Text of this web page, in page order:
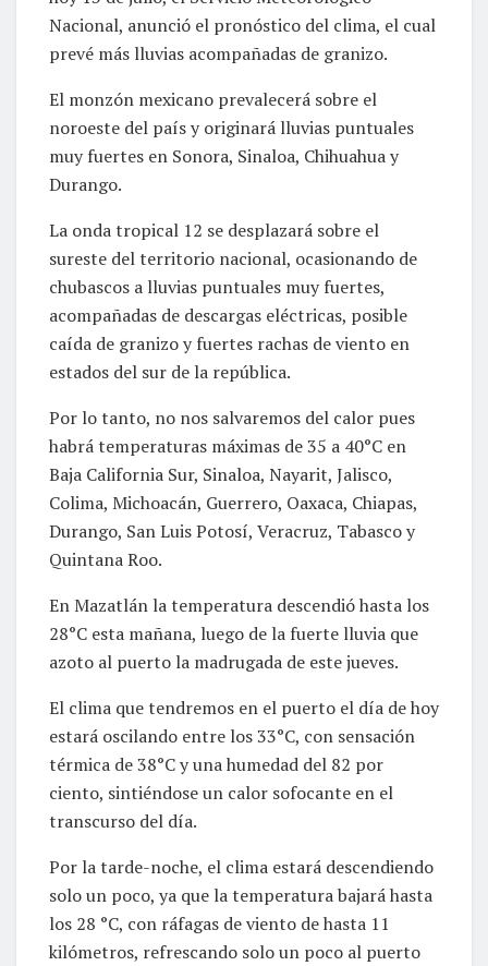
Nacional, anunció el pronóstico del clima, el cual
prevé más lluvias acompañadas de granizo.
El monzón mexicano prevalecerá sobre el
noroeste del país y originará lluvias puntuales
muy fuertes en Sonora, Sinaloa, Chihuahua y
Durango.
La onda tropical 12 se desplazará sobre el
sureste del territorio nacional, ocasionando de
chubascos a lluvias puntuales muy fuertes,
acompañadas de descargas eléctricas, posible
caída de granizo y fuertes rachas de viento en
estados del sur de la república.
Por lo tanto, no nos salvaremos del calor pues
habrá temperaturas máximas de 35 a 40°C en
Baja California Sur, Sinaloa, Nayarit, Jalisco,
Colima, Michoacán, Guerrero, Oaxaca, Chiapas,
Durango, San Luis Potosí, Veracruz, Tabasco y
Quintana Roo.
En Mazatlán la temperatura descendió hasta los
28°C esta mañana, luego de la fuerte lluvia que
azoto al puerto la madrugada de este jueves.
El clima que tendremos en el puerto el día de hoy
estará oscilando entre los 33°C, con sensación
térmica de 38°C y una humedad del 82 por
ciento, sintiéndose un calor sofocante en el
transcurso del día.
Por la tarde-noche, el clima estará descendiendo
solo un poco, ya que la temperatura bajará hasta
los 28 °C, con ráfagas de viento de hasta 11
kilómetros, refrescando solo un poco al puerto